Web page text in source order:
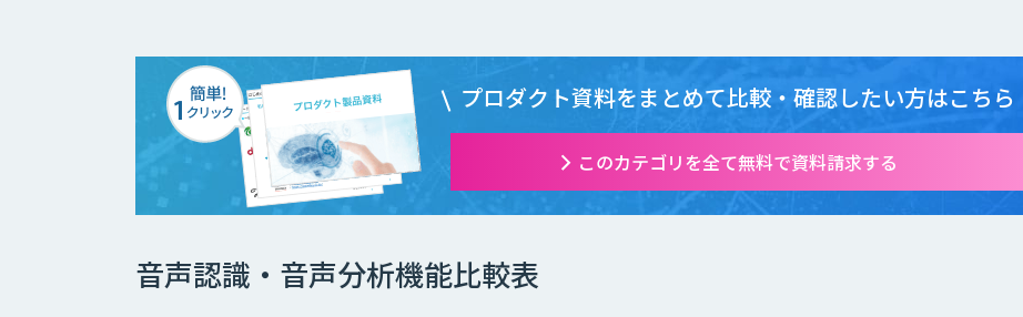
プロダクト資料をまとめて比較・確認したい方はこちら
このカテゴリを全て無料で資料請求する
音声認識・音声分析機能比較表